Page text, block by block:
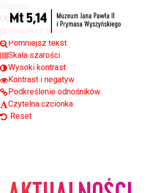
Open toolbar
Opcje widoku
Powiększ tekst
Pomniejsz tekst
Skala szarości
Wysoki kontrast
Kontrast i negatyw
Podkreślenie odnośników
Czytelna czcionka
Reset